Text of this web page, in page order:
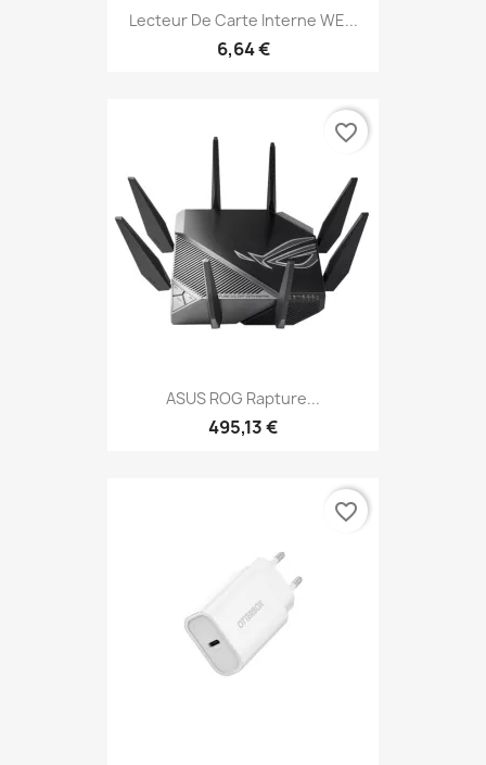
Lecteur De Carte Interne WE...
6,64 €
ASUS ROG Rapture...
495,13 €
favorite_border
favorite_border